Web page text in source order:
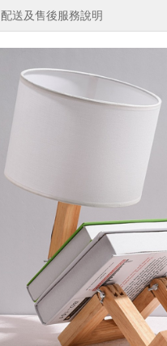
配送及售後服務說明